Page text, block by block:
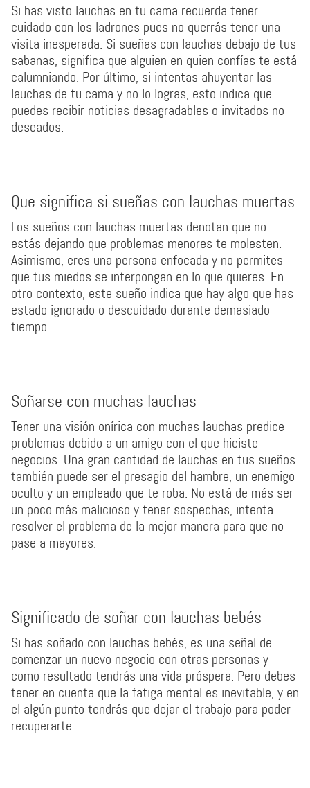
Si has visto lauchas en tu cama recuerda tener
cuidado con los ladrones pues no querrás tener una
visita inesperada. Si sueñas con lauchas debajo de tus
sabanas, significa que alguien en quien confías te está
calumniando. Por último, si intentas ahuyentar las
lauchas de tu cama y no lo logras, esto indica que
puedes recibir noticias desagradables o invitados no
deseados.
Que significa si sueñas con lauchas muertas
Los sueños con lauchas muertas denotan que no
estás dejando que problemas menores te molesten.
Asimismo, eres una persona enfocada y no permites
que tus miedos se interpongan en lo que quieres. En
otro contexto, este sueño indica que hay algo que has
estado ignorado o descuidado durante demasiado
tiempo.
Soñarse con muchas lauchas
Tener una visión onírica con muchas lauchas predice
problemas debido a un amigo con el que hiciste
negocios. Una gran cantidad de lauchas en tus sueños
también puede ser el presagio del hambre, un enemigo
oculto y un empleado que te roba. No está de más ser
un poco más malicioso y tener sospechas, intenta
resolver el problema de la mejor manera para que no
pase a mayores.
Significado de soñar con lauchas bebés
Si has soñado con lauchas bebés, es una señal de
comenzar un nuevo negocio con otras personas y
como resultado tendrás una vida próspera. Pero debes
tener en cuenta que la fatiga mental es inevitable, y en
el algún punto tendrás que dejar el trabajo para poder
recuperarte.